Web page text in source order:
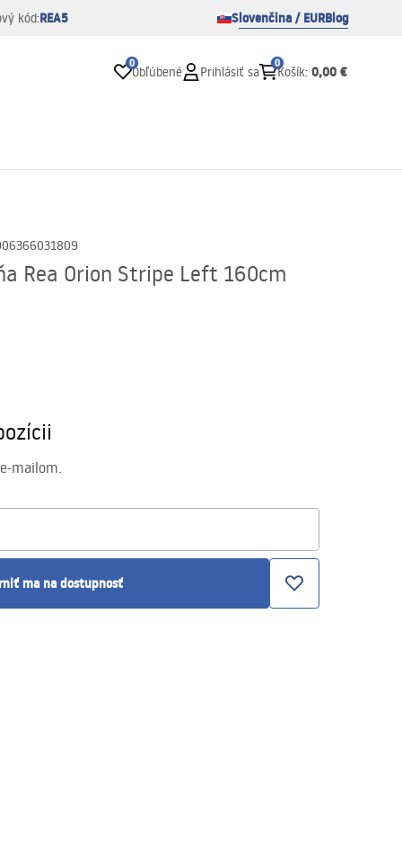
kód:REA5 Slovenčina / EURBlog
0
Obľúbené Prihlásiť sa
0
Košík: 0,00 €
Rea Orion Stripe Left 160cm
mailom.
ma na dostupnosť